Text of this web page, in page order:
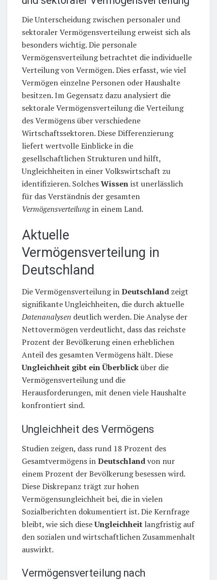
Die Unterscheidung zwischen personaler und
sektoraler Vermögensverteilung erweist sich als
besonders wichtig. Die personale
Vermögensverteilung betrachtet die individuelle
Verteilung von Vermögen. Dies erfasst, wie viel
Vermögen einzelne Personen oder Haushalte
besitzen. Im Gegensatz dazu analysiert die
sektorale Vermögensverteilung die Verteilung
des Vermögens über verschiedene
Wirtschaftssektoren. Diese Differenzierung
liefert wertvolle Einblicke in die
gesellschaftlichen Strukturen und hilft,
Ungleichheiten in einer Volkswirtschaft zu
identifizieren. SolchesWissenist unerlässlich
für das Verständnis der gesamten
Vermögensverteilungin einem Land.
Aktuelle
Vermögensverteilung in
Deutschland
Die Vermögensverteilung inDeutschland zeigt
signifikante Ungleichheiten, die durch aktuelle
Datenanalysen deutlich werden. Die Analyse der
Nettovermögen verdeutlicht, dass das reichste
Prozent der Bevölkerung einen erheblichen
Anteil des gesamten Vermögens hält. Diese
Ungleichheit gibt ein Überblicküber die
Vermögensverteilung und die
Herausforderungen, mit denen viele Haushalte
konfrontiert sind.
Ungleichheit des Vermögens
Studien zeigen, dass rund 18 Prozent des
Gesamtvermögens inDeutschlandvon nur
einem Prozent der Bevölkerung besessen wird.
Diese Diskrepanz trägt zur hohen
Vermögensungleichheit bei, die in vielen
Sozialberichten dokumentiert ist. Die Kernfrage
bleibt, wie sich dieseUngleichheit langfristig auf
den sozialen und wirtschaftlichen Zusammenhalt
auswirkt.
Vermögensverteilung nach